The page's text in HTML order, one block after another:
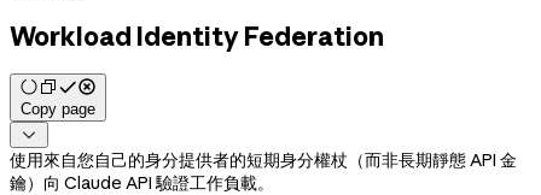
Workload Identity Federation
Copy page

使用來自您自己的身分提供者的短期身分權杖（而非長期靜態 API 金
鑰）向 Claude API 驗證工作負載。